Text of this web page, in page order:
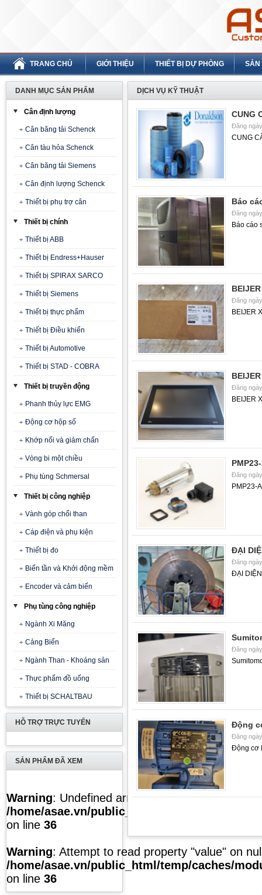
TRANG CHỦ GIỚI THIỆU THIẾT BỊ DỰ PHÒNG SẢN
DANH MỤC SẢN PHẨM
Cân định lượng
Cân băng tải Schenck
Cân tàu hỏa Schenck
Cân băng tải Siemens
Cân định lượng Schenck
Thiết bị phụ trợ cân
Thiết bị chính
Thiết bị ABB
Thiết bị Endress+Hauser
Thiết bị SPIRAX SARCO
Thiết bị Siemens
Thiết bị thực phẩm
Thiết bị Điều khiển
Thiết bị Automotive
Thiết bị STAD - COBRA
Thiết bị truyền động
Phanh thủy lực EMG
Động cơ hộp số
Khớp nối và giảm chấn
Vòng bi một chiều
Phụ tùng Schmersal
Thiết bị công nghiệp
Vành góp chổi than
Cáp điện và phụ kiện
Thiết bị đo
Biến tần và Khởi động mềm
Encoder và cảm biến
Phụ tùng công nghiệp
Ngành Xi Măng
Cảng Biển
Ngành Than - Khoáng sản
Thực phẩm đồ uống
Thiết bị SCHALTBAU
HỖ TRỢ TRỰC TUYẾN
SẢN PHẨM ĐÃ XEM
Warning: Undefined array key "list" in
/home/asae.vn/public_html/temp/caches/
on line 36
Warning: Attempt to read property "value" on
/home/asae.vn/public_html/temp/caches/
on line 36
DỊCH VỤ KỸ THUẬT
CUNG
Đăng
CUNG
Báo
Đăng
Báo cáo
Đăng
BEIJER
Đăng
BEIJER
Đăng
PMP23-
ĐẠI
Đăng
ĐẠI
Đăng
Động
Đăng
Động cơ